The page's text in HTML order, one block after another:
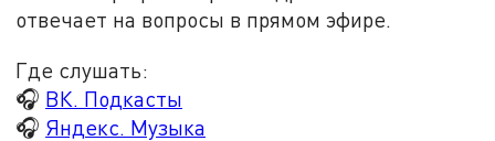
отвечает на вопросы в прямом эфире.
Где слушать:
🎧 ВК. Подкасты
🎧 Яндекс. Музыка